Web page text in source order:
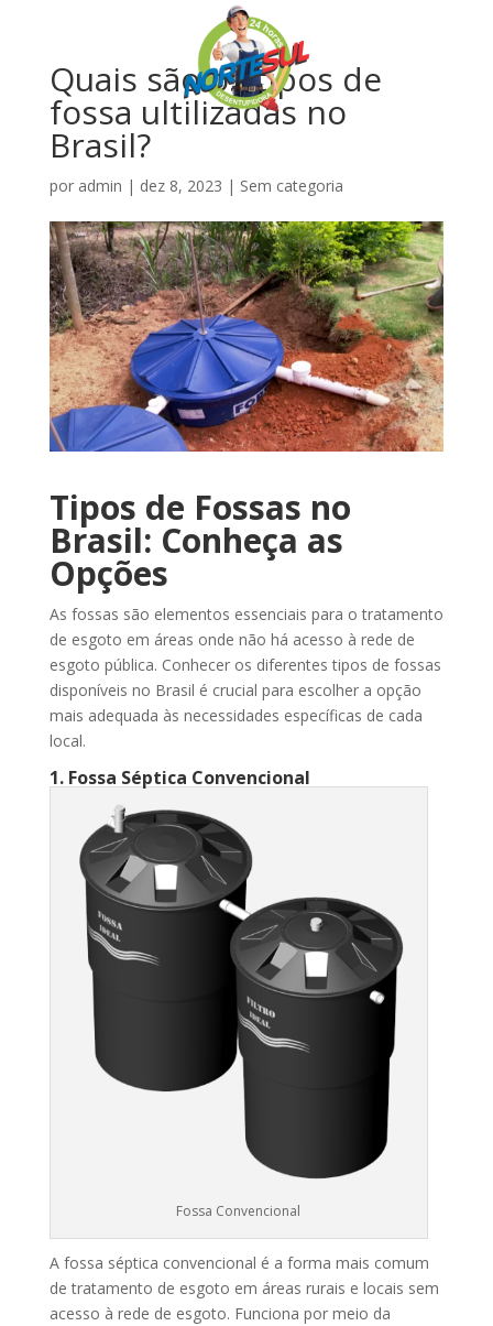
Quais são os tipos de
fossa ultilizadas no
Brasil?
por admin | dez 8, 2023 | Sem categoria
Tipos de Fossas no
Brasil: Conheça as
Opções
As fossas são elementos essenciais para o tratamento
de esgoto em áreas onde não há acesso à rede de
esgoto pública. Conhecer os diferentes tipos de fossas
disponíveis no Brasil é crucial para escolher a opção
mais adequada às necessidades específicas de cada
local.
1. Fossa Séptica Convencional
Fossa Convencional
A fossa séptica convencional é a forma mais comum
de tratamento de esgoto em áreas rurais e locais sem
acesso à rede de esgoto. Funciona por meio da